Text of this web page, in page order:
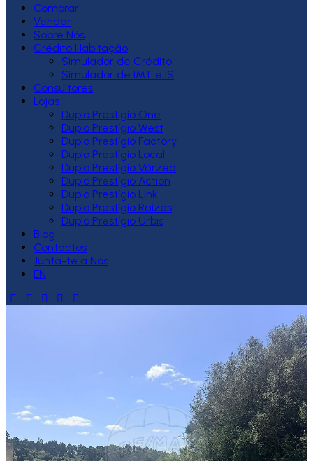
Comprar
Vender
Sobre Nós
Crédito Habitação
Simulador de Crédito
Simulador de IMT e IS
Consultores
Lojas
Duplo Prestígio One
Duplo Prestígio West
Duplo Prestígio Factory
Duplo Prestígio Local
Duplo Prestígio Várzea
Duplo Prestígio Action
Duplo Prestígio Link
Duplo Prestígio Raízes
Duplo Prestígio Urbis
Blog
Contactos
Junta-te a Nós
EN